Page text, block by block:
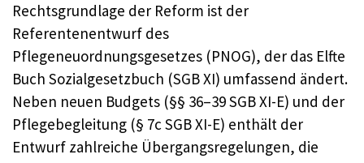
Rechtsgrundlage der Reform ist der
Referentenentwurf des
Pflegeneuordnungsgesetzes (PNOG), der das Elfte
Buch Sozialgesetzbuch (SGB XI) umfassend ändert.
Neben neuen Budgets (§§ 36–39 SGB XI-E) und der
Pflegebegleitung (§ 7c SGB XI-E) enthält der
Entwurf zahlreiche Übergangsregelungen, die